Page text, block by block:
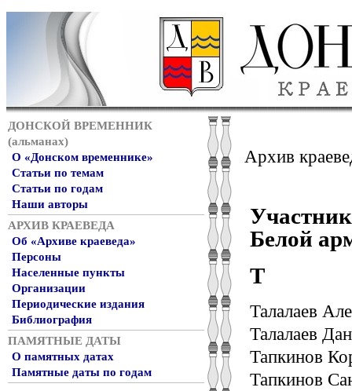
ДОНСКОЙ ВРЕМЕННИК
(альманах)
О «Донском временнике»
Статьи по темам
Статьи по годам
Наши авторы
АРХИВ КРАЕВЕДА
Об «Архиве краеведа»
Персоны
Населенные пункты
Организации
Периодические издания
Библиография
ПАМЯТНЫЕ ДАТЫ
О памятных датах
Памятные даты по годам
Архив
Белой
Т
Талалаев
Талалаев
Тапкинов
Тапкинов